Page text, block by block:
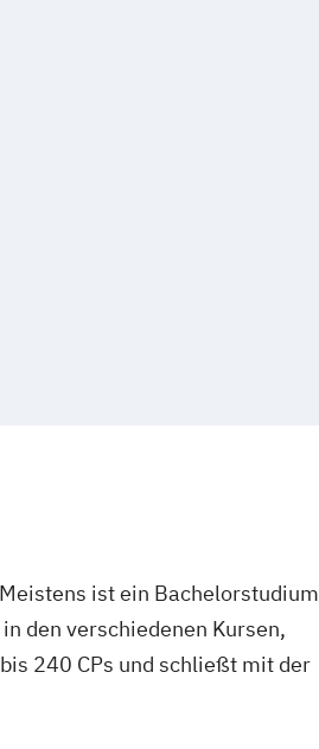
ist ein Bachelorstudium
den verschiedenen Kursen,
240 CPs und schließt mit der